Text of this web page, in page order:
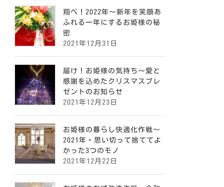
翔べ！2022年〜新年を笑顔あ
ふれる一年にするお姫様の秘
密
2021年12月31日
届け！お姫様の気持ち〜愛と
感謝を込めたクリスマスプレ
ゼントのお知らせ
2021年12月23日
お姫様の暮らし快適化作戦〜
2021年・思い切って捨ててよ
かった3つのモノ
2021年12月22日